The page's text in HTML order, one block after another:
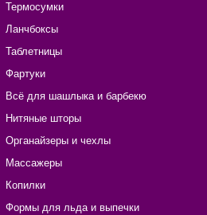
Термосумки
Ланчбоксы
Таблетницы
Фартуки
Всё для шашлыка и барбекю
Нитяные шторы
Органайзеры и чехлы
Массажеры
Копилки
Формы для льда и выпечки